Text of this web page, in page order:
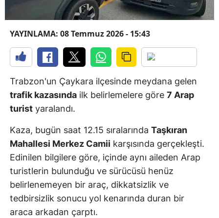
YAYINLAMA: 08 Temmuz 2026 - 15:43
Trabzon'un Çaykara ilçesinde meydana gelen
trafik kazasında ilk belirlemelere göre 7 Arap
turist yaralandı.
Kaza, bugün saat 12.15 sıralarında Taşkıran
Mahallesi Merkez Camii karşısında gerçekleşti.
Edinilen bilgilere göre, içinde aynı aileden Arap
turistlerin bulunduğu ve sürücüsü henüz
belirlenemeyen bir araç, dikkatsizlik ve
tedbirsizlik sonucu yol kenarında duran bir
araca arkadan çarptı.